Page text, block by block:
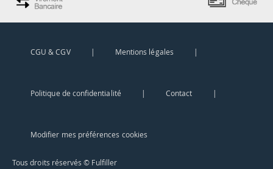
CGU & CGV Mentions légales
Politique de confidentialité Contact
Modifier mes préférences cookies
Tous droits réservés © Fulfiller